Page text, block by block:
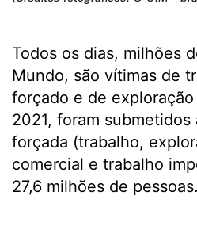
Todos os dias, milhões
Mundo, são vítimas de
forçado e de
2021, foram submetidos
forçada (trabalho,
comercial e trabalho
27,6 milhões de pessoas.